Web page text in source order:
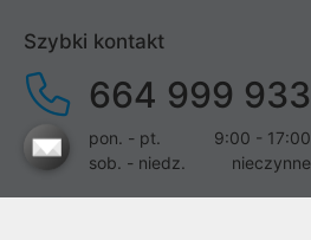
Szybki kontakt
664 999 933
pon. - pt.
9:00 - 17:00
sob. - niedz.
nieczynne